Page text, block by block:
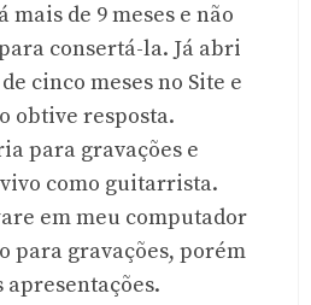
mais de 9 meses e não
consertá-la. Já abri
cinco meses no Site e
obtive resposta.
para gravações e
como guitarrista.
em meu computador
para gravações, porém